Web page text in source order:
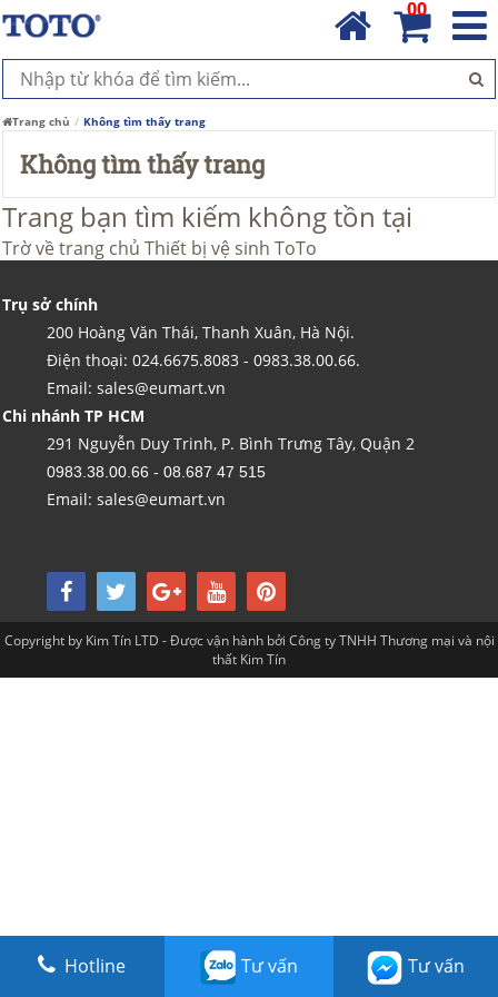
00
Trang chủ Không tìm thấy trang
Không tìm thấy trang
Trang bạn tìm kiếm không tồn tại
Trờ về trang chủ Thiết bị vệ sinh ToTo
Trụ sở chính
200 Hoàng Văn Thái, Thanh Xuân, Hà Nội.
Điện thoại: 024.6675.8083 - 0983.38.00.66.
Email: sales@eumart.vn
Chi nhánh TP HCM
291 Nguyễn Duy Trinh, P. Bình Trưng Tây, Quận 2
0983.38.00.66 - 08.687 47 515
Email: sales@eumart.vn
Hotline Tư vấn Tư vấn
Copyright by Kim Tín LTD - Được vận hành bởi Công ty TNHH Thương mại và nội
thất Kim Tín